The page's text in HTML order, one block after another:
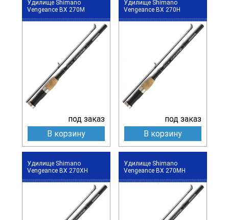
Удилище Shimano
Vengeance BX 270M
под заказ
В корзину
Удилище Shimano
Vengeance BX 270H
под заказ
В корзину
Удилище Shimano
Vengeance BX 270XH
Удилище Shimano
Vengeance BX 270MH